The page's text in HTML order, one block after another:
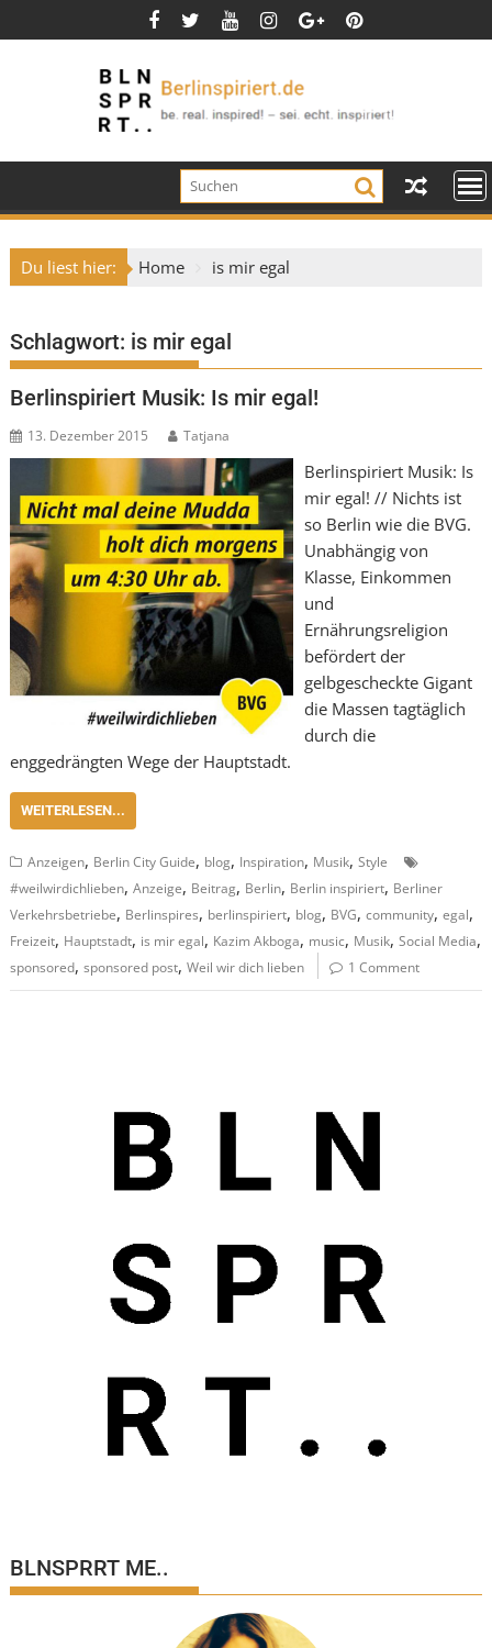
to
Du liest hier: Home is mir egal
Schlagwort: is mir egal
Berlinspiriert Musik: Is mir egal!
13. Dezember 2015 Tatjana
Berlinspiriert Musik: Is
mir egal! // Nichts ist
so Berlin wie die BVG.
Unabhängig von
Klasse, Einkommen
und
Ernährungsreligion
befördert der
gelbgescheckte Gigant
die Massen tagtäglich
durch die
enggedrängten Wege der Hauptstadt.
WEITERLESEN...
Anzeigen, Berlin City Guide, blog, Inspiration, Musik,Style
#weilwirdichlieben,Anzeige, Beitrag, Berlin, Berlin inspiriert, Berliner
Verkehrsbetriebe, Berlinspires, berlinspiriert, blog, BVG,community,egal,
Freizeit, Hauptstadt, is mir egal, Kazim Akboga, music, Musik,Social Media,
sponsored,sponsored post,Weil wir dich lieben 1 Comment
BLNSPRRT ME..